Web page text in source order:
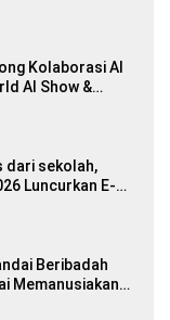
Kolaborasi AI
AI Show &
dari sekolah,
Luncurkan E-
Beribadah
Memanusiakan